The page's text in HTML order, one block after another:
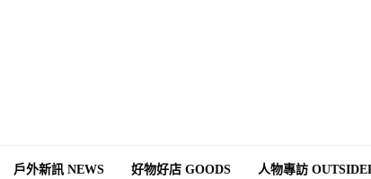
戶外新訊 NEWS 好物好店 GOODS 人物專訪